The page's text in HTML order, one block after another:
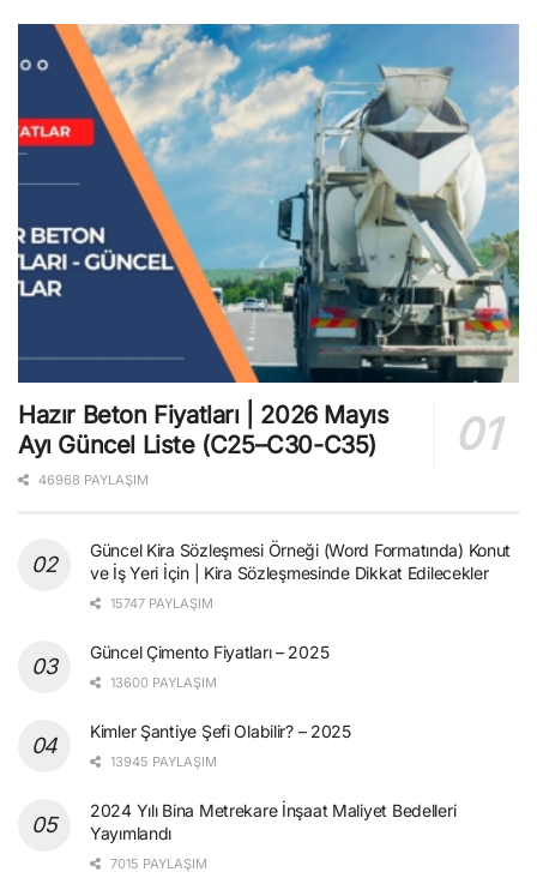
Hazır Beton Fiyatları | 2026 Mayıs
Ayı Güncel Liste (C25–C30-C35)
46968 PAYLAŞIM
Güncel Kira Sözleşmesi Örneği (Word Formatında) Konut
ve İş Yeri İçin | Kira Sözleşmesinde Dikkat Edilecekler
15747 PAYLAŞIM
Güncel Çimento Fiyatları – 2025
13600 PAYLAŞIM
Kimler Şantiye Şefi Olabilir? – 2025
13945 PAYLAŞIM
2024 Yılı Bina Metrekare İnşaat Maliyet Bedelleri
Yayımlandı
7015 PAYLAŞIM